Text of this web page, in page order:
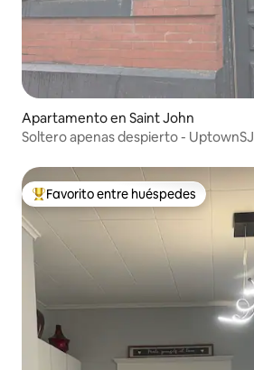
Apartamento en Saint John
Soltero apenas despierto - UptownSJ
Favorito entre huéspedes preferido
Favorito entre huéspedes